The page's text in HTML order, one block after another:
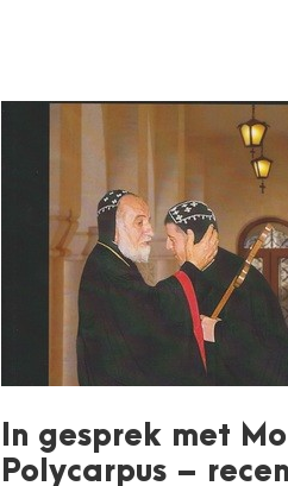
In gesprek met
Polycarpus –